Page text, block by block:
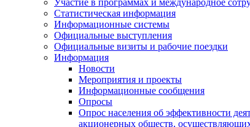
Участие в программах и международное
Статистическая информация
Информационные системы
Официальные выступления
Официальные визиты и рабочие поездки
Информация
Новости
Мероприятия и проекты
Информационные сообщения
Опросы
Опрос населения об эффективности
акционерных обществ,